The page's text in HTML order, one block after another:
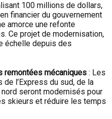
100 millions de dollars,
financier du gouvernement
amorce une refonte
Ce projet de modernisation,
échelle depuis des
remontées mécaniques : Les
l’Express du sud, de la
seront modernisés pour
skieurs et réduire les temps